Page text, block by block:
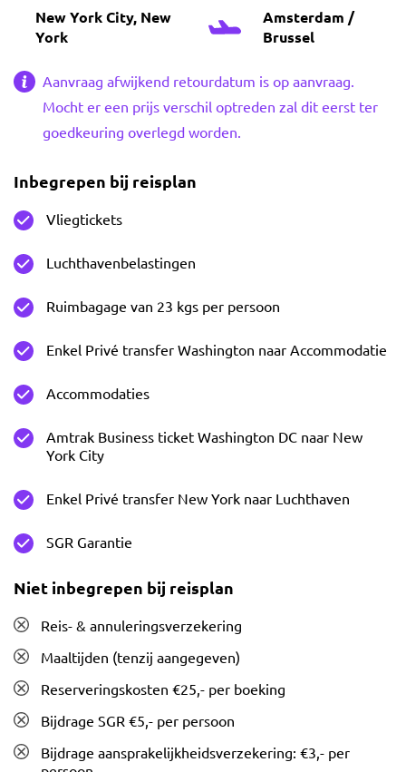
New York City, New
York
Amsterdam /
Brussel
Aanvraag afwijkend retourdatum is op aanvraag.
Mocht er een prijs verschil optreden zal dit eerst ter
goedkeuring overlegd worden.
Inbegrepen bij reisplan
Vliegtickets
Luchthavenbelastingen
Ruimbagage van 23 kgs per persoon
Enkel Privé transfer Washington naar Accommodatie
Accommodaties
Amtrak Business ticket Washington DC naar New
York City
Enkel Privé transfer New York naar Luchthaven
SGR Garantie
Niet inbegrepen bij reisplan
Reis- & annuleringsverzekering
Maaltijden (tenzij aangegeven)
Reserveringskosten €25,- per boeking
Bijdrage SGR €5,- per persoon
Bijdrage aansprakelijkheidsverzekering: €3,- per